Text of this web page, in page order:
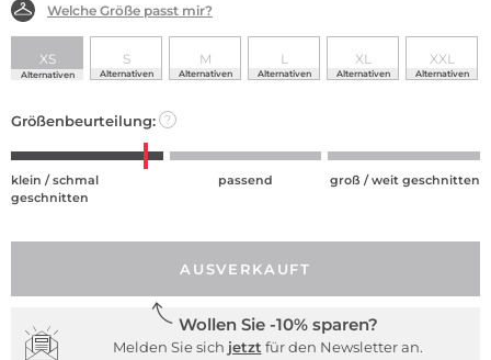
Welche Größe passt mir?
XS
Alternativen
S
Alternativen
M
Alternativen
L
Alternativen
XL
Alternativen
XXL
Alternativen
Größenbeurteilung: ?
klein / schmal
geschnitten
passend groß / weit geschnitten
AUSVERKAUFT
Wollen Sie -10% sparen?
Melden Sie sich jetzt für den Newsletter an.